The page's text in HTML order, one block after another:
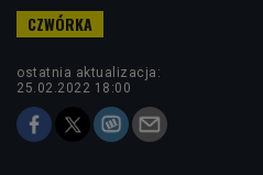
ostatnia aktualizacja:
25.02.2022 18:00